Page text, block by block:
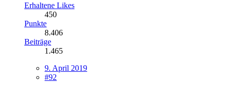
Erhaltene Likes
450
Punkte
8.406
Beiträge
1.465
9. April 2019
#92